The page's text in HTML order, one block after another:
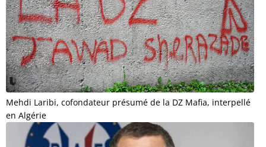
Mehdi Laribi, cofondateur présumé de la DZ Mafia, interpellé
en Algérie